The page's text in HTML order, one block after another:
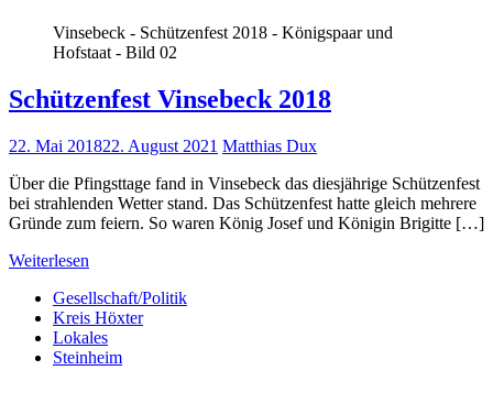
Vinsebeck - Schützenfest 2018 - Königspaar und
Hofstaat - Bild 02
Schützenfest Vinsebeck 2018
22. Mai 201822. August 2021 Matthias Dux
Über die Pfingsttage fand in Vinsebeck das diesjährige Schützenfest
bei strahlenden Wetter stand. Das Schützenfest hatte gleich mehrere
Gründe zum feiern. So waren König Josef und Königin Brigitte […]
Weiterlesen
Gesellschaft/Politik
Kreis Höxter
Lokales
Steinheim